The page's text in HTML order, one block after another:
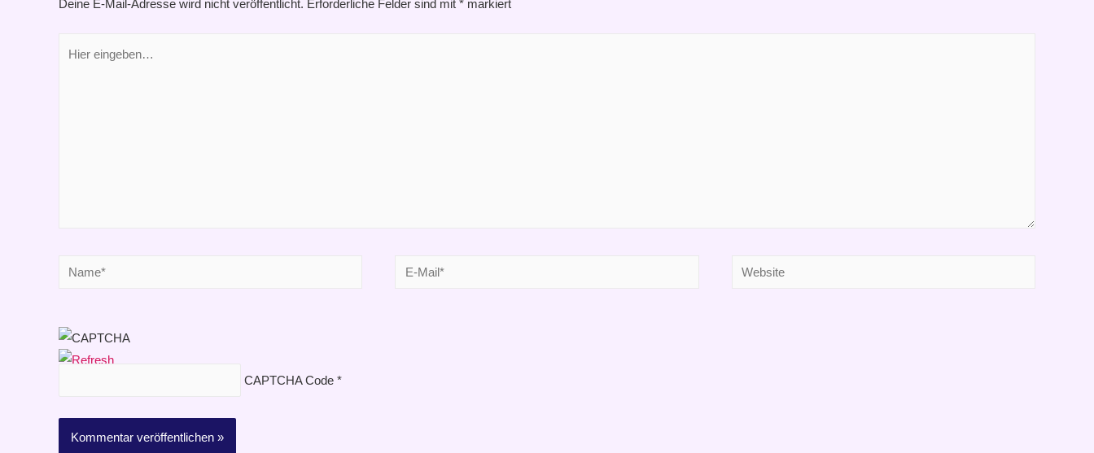
Deine E-Mail-Adresse wird nicht veröffentlicht. Erforderliche Felder sind mit * markiert
eingeben…
Name*
E-
Website
CAPTCHA Code*